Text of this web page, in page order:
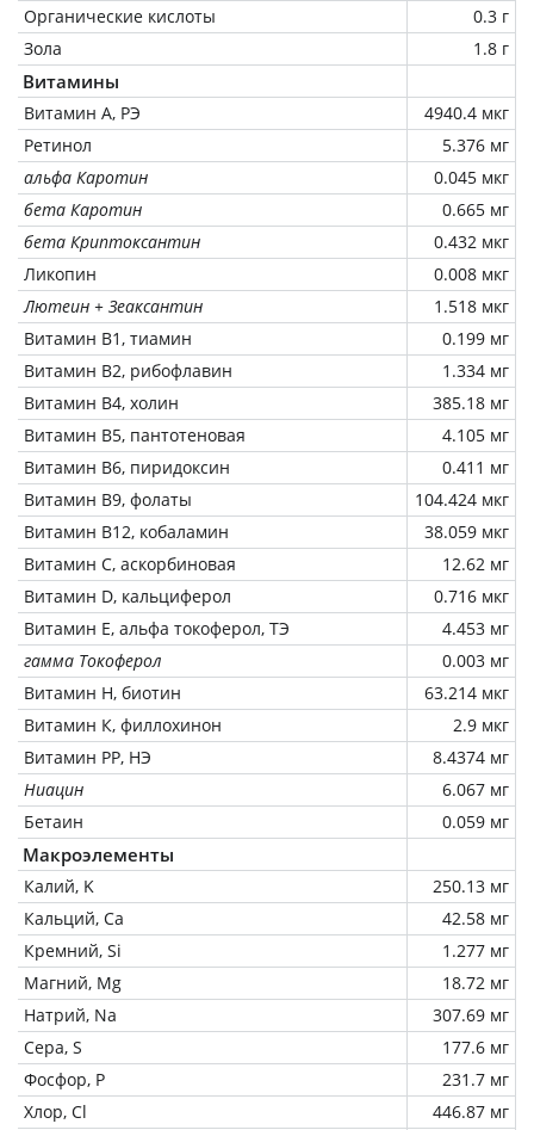
Органические кислоты
0.3 г
Зола
1.8 г
Витамины
Витамин А, РЭ
4940.4 мкг
Ретинол
5.376 мг
альфа Каротин
0.045 мкг
бета Каротин
0.665 мг
бета Криптоксантин
0.432 мкг
Ликопин
0.008 мкг
Лютеин + Зеаксантин
1.518 мкг
Витамин В1, тиамин
0.199 мг
Витамин В2, рибофлавин
1.334 мг
Витамин В4, холин
385.18 мг
Витамин В5, пантотеновая
4.105 мг
Витамин В6, пиридоксин
0.411 мг
Витамин В9, фолаты
104.424 мкг
Витамин В12, кобаламин
38.059 мкг
Витамин C, аскорбиновая
12.62 мг
Витамин D, кальциферол
0.716 мкг
Витамин Е, альфа токоферол, ТЭ
4.453 мг
гамма Токоферол
0.003 мг
Витамин Н, биотин
63.214 мкг
Витамин К, филлохинон
2.9 мкг
Витамин РР, НЭ
8.4374 мг
Ниацин
6.067 мг
Бетаин
0.059 мг
Макроэлементы
Калий, K
250.13 мг
Кальций, Ca
42.58 мг
Кремний, Si
1.277 мг
Магний, Mg
18.72 мг
Натрий, Na
307.69 мг
Сера, S
177.6 мг
Фосфор, P
231.7 мг
Хлор, Cl
446.87 мг